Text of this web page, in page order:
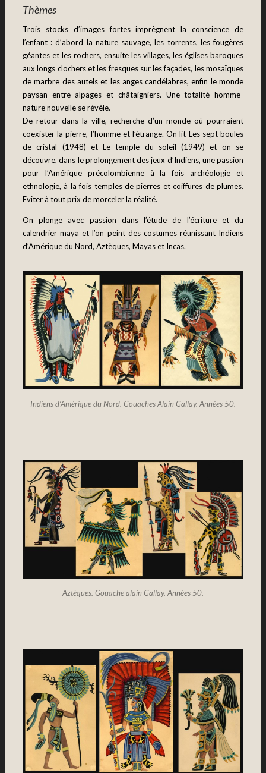
Thèmes
Trois stocks d’images fortes imprègnent la conscience de
l’enfant : d’abord la nature sauvage, les torrents, les fougères
géantes et les rochers, ensuite les villages, les églises baroques
aux longs clochers et les fresques sur les façades, les mosaïques
de marbre des autels et les anges candélabres, enfin le monde
paysan entre alpages et châtaigniers. Une totalité homme-
nature nouvelle se révèle.
De retour dans la ville, recherche d’un monde où pourraient
coexister la pierre, l’homme et l’étrange. On lit Les sept boules
de cristal (1948) et Le temple du soleil (1949) et on se
découvre, dans le prolongement des jeux d’Indiens, une passion
pour l’Amérique précolombienne à la fois archéologie et
ethnologie, à la fois temples de pierres et coiffures de plumes.
Eviter à tout prix de morceler la réalité.
On plonge avec passion dans l’étude de l’écriture et du
calendrier maya et l’on peint des costumes réunissant Indiens
d’Amérique du Nord, Aztèques, Mayas et Incas.
Indiens d’Amérique du Nord. Gouaches Alain Gallay. Années 50.
Aztèques. Gouache alain Gallay. Années 50.